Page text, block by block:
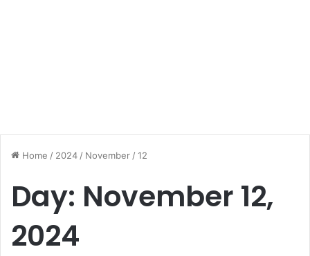
Home / 2024 / November /12
Day: November 12,
2024